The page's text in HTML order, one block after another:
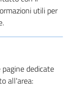
utili per
dedicate
all'area: